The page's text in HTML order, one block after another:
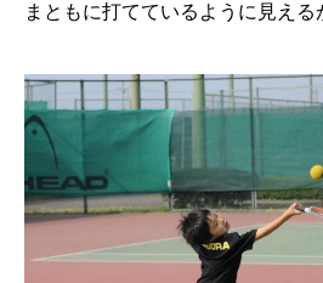
まともに打てているように見える